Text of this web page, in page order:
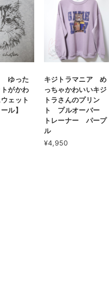
ゆった
がかわ
ェット
ル】
キジトラマニア め
っちゃかわいいキジ
トラさんのプリン
ト プルオーバー
トレーナー パープ
ル
¥4,950